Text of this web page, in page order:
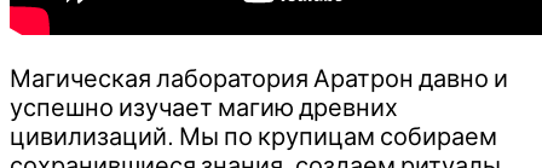
Магическая лаборатория Аратрон давно и
успешно изучает магию древних
цивилизаций. Мы по крупицам собираем